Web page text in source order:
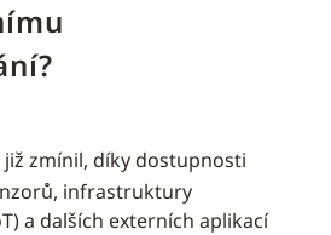
již zmínil, díky dostupnosti
infrastruktury
a dalších externích aplikací